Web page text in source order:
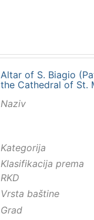
Altar of S. Biagio
the Cathedral of St.
Naziv
Kategorija
Klasifikacija prema
RKD
Vrsta baštine
Grad